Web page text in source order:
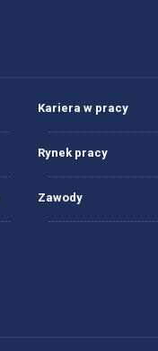
Kariera w pracy
Rynek pracy
Zawody